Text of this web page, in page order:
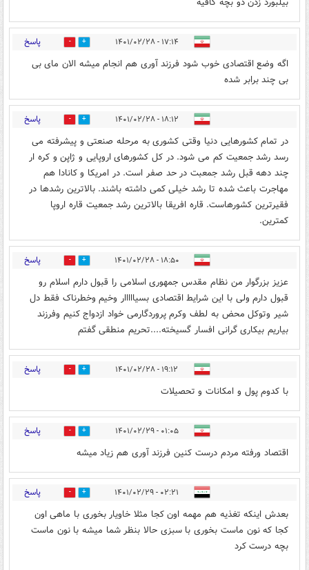
۱۷:۱۴ - ۱۴۰۱/۰۲/۲۸ 2 پاسخ
اگه وضع اقتصادی خوب شود فرزند آوری هم انجام میشه الان مای بی
بی چند برابر شده
۱۸:۱۲ - ۱۴۰۱/۰۲/۲۸ 0 پاسخ
در تمام کشورهایی دنیا وقتی کشوری به مرحله صنعتی و پیشرفته می
رسد رشد جمعیت کم می شود. در کل کشورهای اروپایی و ژاپن و کره ار
چند دهه قبل رشد جمعبت در حد صفر است. در امریکا و کانادا هم
مهاجرت باعث شده تا رشد خیلی کمی داشته باشند. بالاترین رشدها در
فقیرترین کشورهاست. قاره افریقا بالاترین رشد جمعیت قاره اروپا
کمترین.
۱۸:۵۰ - ۱۴۰۱/۰۲/۲۸ 2 پاسخ
عزیز بزرگوار من نظام مقدس جمهوری اسلامی را قبول دارم اسلام رو
قبول دارم ولی با این شرایط اقتصادی بسیااااار وخیم وخطرناک فقط دل
شیر وتوکل محض به لطف وکرم پروردگارمی خواد ازدواج کنیم وفرزند
بیاریم بیکاری گرانی افسار گسیخته....تحریم منطقی گفتم
۱۹:۱۲ - ۱۴۰۱/۰۲/۲۸ 3 پاسخ
با کدوم پول و امکانات و تحصیلات
۰۱:۰۵ - ۱۴۰۱/۰۲/۲۹ 1 پاسخ
اقتصاد ورفته مردم درست کنین فرزند آوری هم زیاد میشه
۰۲:۲۱ - ۱۴۰۱/۰۲/۲۹ 0 پاسخ
بعدش اینکه تغذیه هم مهمه اون کجا مثلا خاویار بخوری با ماهی اون
کجا که نون ماست بخوری با سبزی حالا بنظر شما میشه با نون ماست
بچه درست کرد